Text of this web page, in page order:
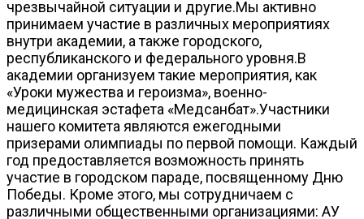
чрезвычайной ситуации и другие.Мы активно
принимаем участие в различных мероприятиях
внутри академии, а также городского,
республиканского и федерального уровня.В
академии организуем такие мероприятия, как
«Уроки мужества и героизма», военно-
медицинская эстафета «Медсанбат».Участники
нашего комитета являются ежегодными
призерами олимпиады по первой помощи. Каждый
год предоставляется возможность принять
участие в городском параде, посвященному Дню
Победы. Кроме этого, мы сотрудничаем с
различными общественными организациями: АУ